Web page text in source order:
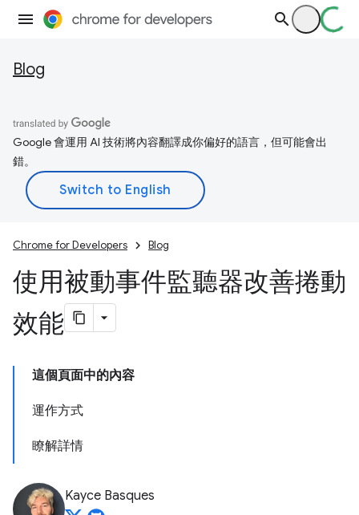
Blog
Google 會運用 AI 技術將內容翻譯成你偏好的語言，但可能會出
錯。
Chrome for Developers Blog
使用被動事件監聽器改善捲動
效能
這個頁面中的內容
運作方式
瞭解詳情
Kayce Basques